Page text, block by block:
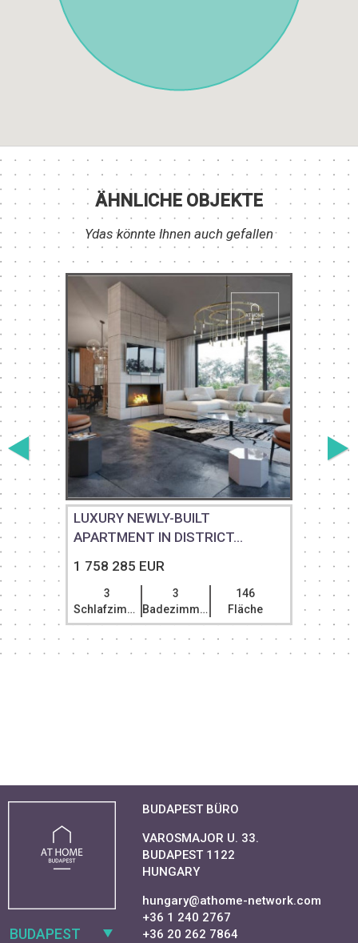
ÄHNLICHE OBJEKTE
Ydas könnte Ihnen auch gefallen
LUXURY NEWLY-BUILT
APARTMENT IN DISTRICT...
1 758 285 EUR
3
Schlafzimmer
3
Badezimmer
146
Fläche
BUDAPEST
BUDAPEST BÜRO
VAROSMAJOR U. 33.
BUDAPEST 1122
HUNGARY
hungary@athome-network.com
+36 1 240 2767
+36 20 262 7864